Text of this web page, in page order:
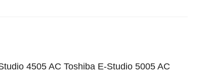
4505 AC Toshiba E-Studio 5005 AC